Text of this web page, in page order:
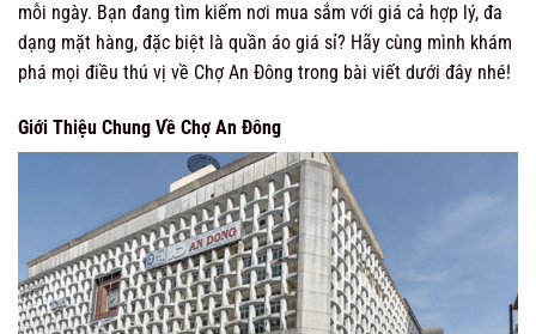
mỗi ngày. Bạn đang tìm kiếm nơi mua sắm với giá cả hợp lý, đa
dạng mặt hàng, đặc biệt là quần áo giá sỉ? Hãy cùng mình khám
phá mọi điều thú vị về Chợ An Đông trong bài viết dưới đây nhé!
Giới Thiệu Chung Về Chợ An Đông